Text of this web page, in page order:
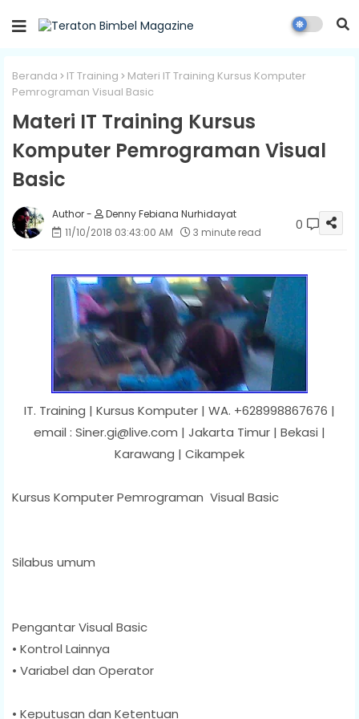
Beranda IT Training
Materi IT Training Kursus Komputer
Pemrograman Visual Basic
Materi IT Training Kursus
Komputer Pemrograman Visual
Basic
Denny Febiana Nurhidayat
11/10/2018 03:43:00 AM
3 minute read 0
IT. Training | Kursus Komputer | WA. +628998867676 |
email : Siner.gi@live.com | Jakarta Timur | Bekasi |
Karawang | Cikampek
Kursus Komputer Pemrograman Visual Basic
Silabus umum
Pengantar Visual Basic
• Kontrol Lainnya
• Variabel dan Operator
• Keputusan dan Ketentuan